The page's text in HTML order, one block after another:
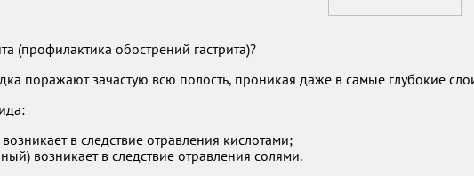
(профилактика обострений гастрита)?
поражают зачастую всю полость, проникая даже в самые глубокие
в следствие отравления кислотами;
возникает в следствие отравления солями.